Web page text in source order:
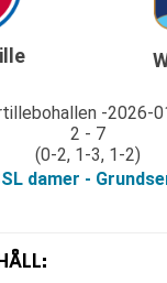
2026-
2 - 7
(0-2, 1-3, 1-2)
damer -